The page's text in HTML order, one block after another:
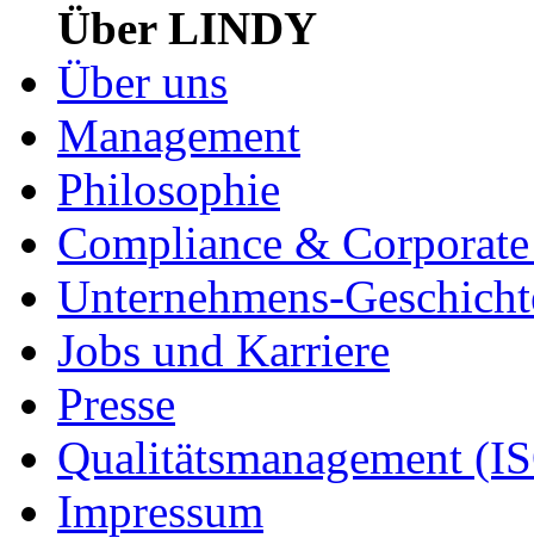
Über LINDY
Über uns
Management
Philosophie
Compliance &
Unternehmens-
Jobs und Karriere
Presse
Qualitätsmanagement
Impressum